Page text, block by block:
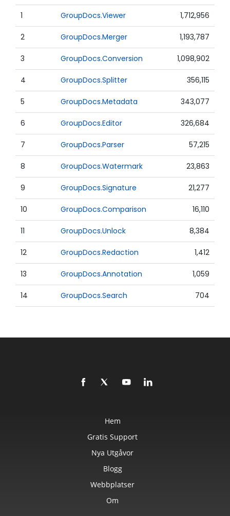
1 GroupDocs.Viewer 1,712,956
2 GroupDocs.Merger 1,193,787
3 GroupDocs.Conversion 1,098,902
4 GroupDocs.Splitter 356,115
5 GroupDocs.Metadata 343,077
6 GroupDocs.Editor 326,684
7 GroupDocs.Parser 57,215
8 GroupDocs.Watermark 23,863
9 GroupDocs.Signature 21,277
10 GroupDocs.Comparison 16,110
11 GroupDocs.Unlock 8,384
12 GroupDocs.Redaction 1,412
13 GroupDocs.Annotation 1,059
14 GroupDocs.Search 704
Hem
Gratis Support
Nya Utgåvor
Blogg
Webbplatser
Om